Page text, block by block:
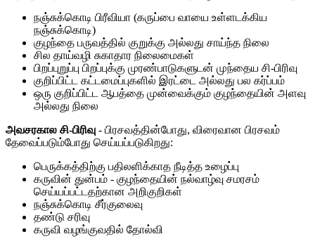
நஞ்சுக்கொடி பிரீவியா (கருப்பை வாயை உள்ளடக்கிய
நஞ்சுக்கொடி)
குழந்தை பருவத்தில் குறுக்கு அல்லது சாய்ந்த நிலை
சில தாய்வழி சுகாதார நிலைமைகள்
பிறப்புறுப்பு பிறப்புக்கு முரண்பாடுகளுடன் முந்தைய சி-பிரிவு
குறிப்பிட்ட கட்டமைப்புகளில் இரட்டை அல்லது பல கர்ப்பம்
ஒரு குறிப்பிட்ட ஆபத்தை முன்வைக்கும் குழந்தையின் அளவு
அல்லது நிலை
அவசரகால சி-பிரிவு - பிரசவத்தின்போது, ​​விரைவான பிரசவம்
தேவைப்படும்போது செய்யப்படுகிறது:
பெருக்கத்திற்கு பதிலளிக்காத நீடித்த உழைப்பு
கருவின் துன்பம் - குழந்தையின் நல்வாழ்வு சமரசம்
செய்யப்பட்டதற்கான அறிகுறிகள்
நஞ்சுக்கொடி சீர்குலைவு
தண்டு சரிவு
கருவி வழங்குவதில் தோல்வி